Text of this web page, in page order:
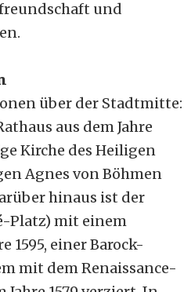
und
über der Stadtmitte:
aus dem Jahre
Kirche des Heiligen
Agnes von Böhmen
hinaus ist der
Platz) mit einem
1595, einer Barock-
mit dem Renaissance-